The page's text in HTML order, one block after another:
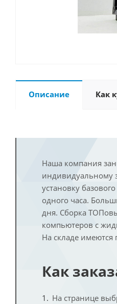
Описание Как
Наша компания
индивидуальному
установку
одного часа.
дня. Сборка
компьютеров с
На складе
Как
На странице